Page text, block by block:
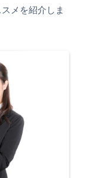
メを紹介しま